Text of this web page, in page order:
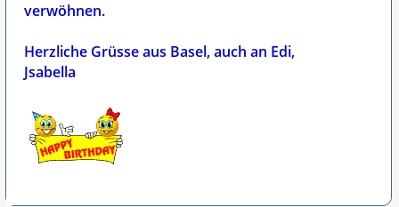
verwöhnen.
Herzliche Grüsse aus Basel, auch an Edi,
Jsabella